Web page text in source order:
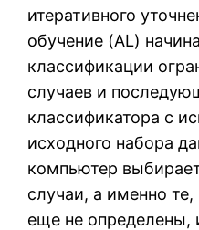
итеративного
обучение (AL)
классификации
случаев и
классификатора с
исходного набора
компьютер
случаи, а именно
еще не определены,